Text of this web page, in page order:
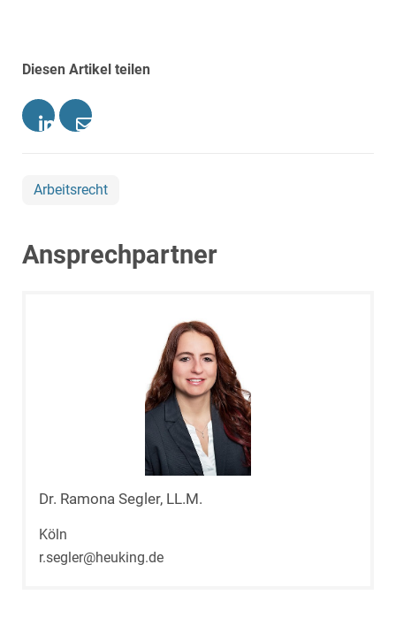
Diesen Artikel teilen
Arbeitsrecht
Ansprechpartner
Dr. Ramona Segler, LL.M.
Köln
r.segler@heuking.de